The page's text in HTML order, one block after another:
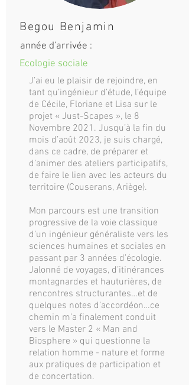
Begou Benjamin
année d'arrivée :
Ecologie sociale
J’ai eu le plaisir de rejoindre, en
tant qu’ingénieur d’étude, l’équipe
de Cécile, Floriane et Lisa sur le
projet « Just-Scapes », le 8
Novembre 2021. Jusqu’à la fin du
mois d’août 2023, je suis chargé,
dans ce cadre, de préparer et
d’animer des ateliers participatifs,
de faire le lien avec les acteurs du
territoire (Couserans, Ariège).
Mon parcours est une transition
progressive de la voie classique
d’un ingénieur généraliste vers les
sciences humaines et sociales en
passant par 3 années d’écologie.
Jalonné de voyages, d’itinérances
montagnardes et hauturières, de
rencontres structurantes…et de
quelques notes d’accordéon…ce
chemin m’a finalement conduit
vers le Master 2 « Man and
Biosphere » qui questionne la
relation homme - nature et forme
aux pratiques de participation et
de concertation.